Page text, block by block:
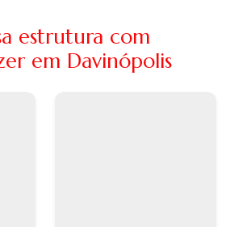
estrutura com
em Davinópolis